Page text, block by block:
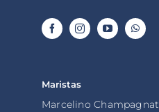
Maristas
Marcelino Champagnat